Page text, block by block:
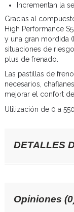
Incrementan la
Gracias al
High Performance
y una gran mordida
situaciones de
plus de frenado.
Las pastillas de
necesarios,
mejorar el confort
Utilización de 0 a
DETALLES
Opiniones